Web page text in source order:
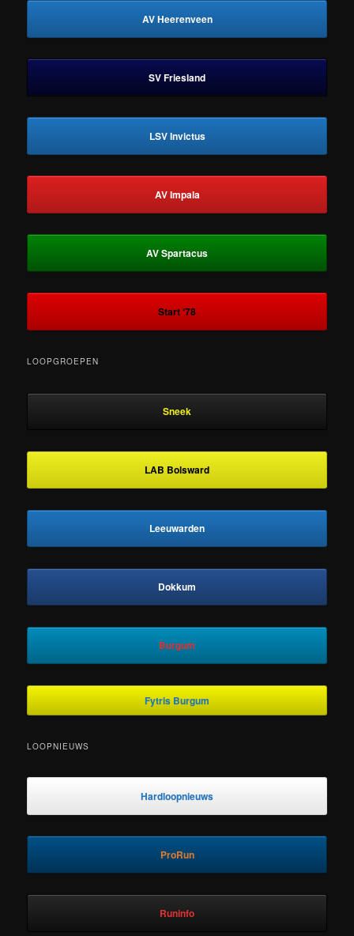
AV Heerenveen
SV Friesland
LSV Invictus
AV Impala
AV Spartacus
Start ‘78
LOOPGROEPEN
Sneek
LAB Bolsward
Leeuwarden
Dokkum
Burgum
Fytris Burgum
LOOPNIEUWS
Hardloopnieuws
ProRun
Runinfo